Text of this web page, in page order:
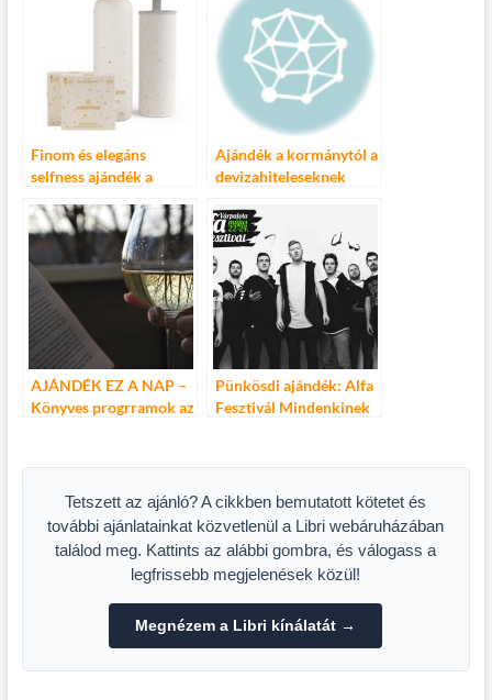
Fesztivál!
Finom és elegáns
selfness ajándék a
Ajándék a kormánytól a
devizahiteleseknek
AJÁNDÉK EZ A NAP –
Könyves progrramok az
december 17-én
Pünkösdi ajándék: Alfa
Fesztivál Mindenkinek
Tetszett az ajánló? A cikkben bemutatott kötetet és
további ajánlatainkat közvetlenül a Libri webáruházában
találod meg. Kattints az alábbi gombra, és válogass a
legfrissebb megjelenések közül!
Megnézem a Libri kínálatát →